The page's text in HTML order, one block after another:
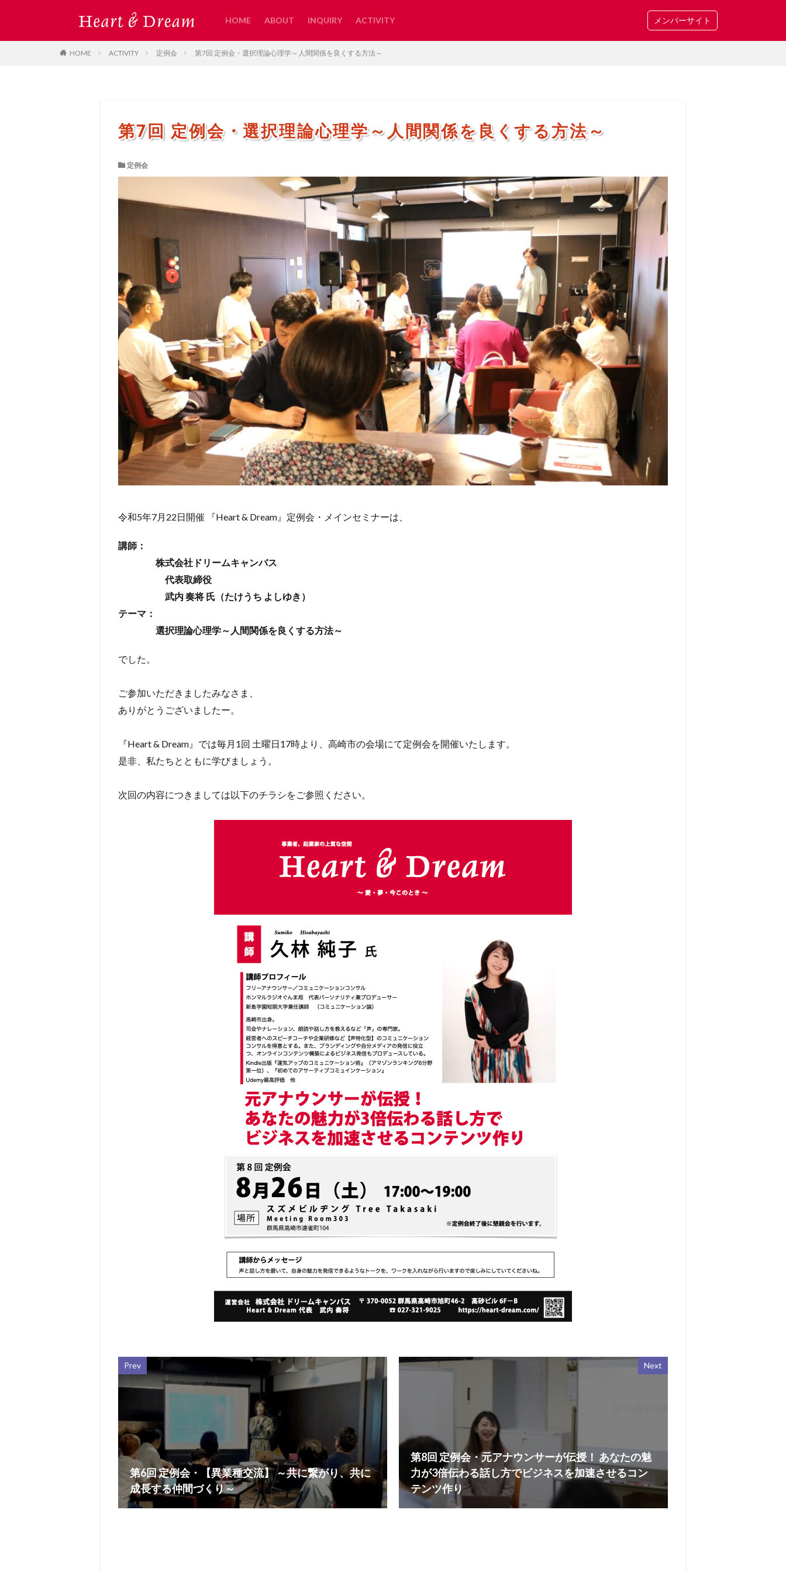
HOME ABOUT INQUIRY ACTIVITY メンバーサイト
HOME ACTIVITY 定例会 第7回 定例会・選択理論心理学～人間関係を良くする方法～
第7回 定例会・選択理論心理学～人間関係を良くする方法～
定例会
令和5年7月22日開催 『Heart & Dream』定例会・メインセミナーは、
講師：
株式会社ドリームキャンバス
代表取締役
武内 奏将 氏（たけうち よしゆき）
テーマ：
選択理論心理学～人間関係を良くする方法～
でした。
ご参加いただきましたみなさま、
ありがとうございましたー。
『Heart & Dream』では毎月1回 土曜日17時より、高崎市の会場にて定例会を開催いたします。
是非、私たちとともに学びましょう。
次回の内容につきましては以下のチラシをご参照ください。
Prev
第6回 定例会・【異業種交流】 ～共に繋がり、共に
成長する仲間づくり～
Next
第8回 定例会・元アナウンサーが伝授！ あなたの魅
力が3倍伝わる話し方でビジネスを加速させるコン
テンツ作り